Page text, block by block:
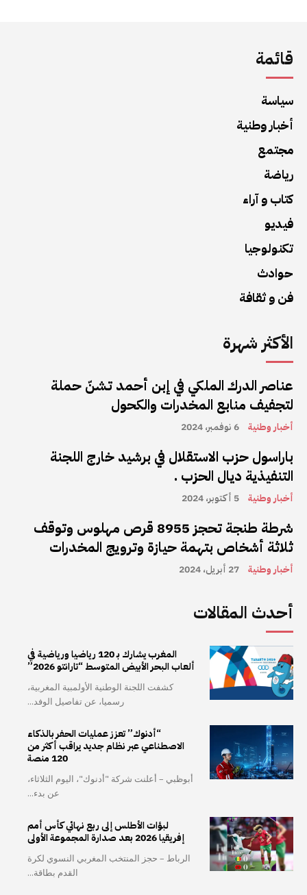
قائمة
سياسة
أخبار وطنية
مجتمع
رياضة
كتاب و آراء
فيديو
تكنولوجيا
حوادث
فن و ثقافة
الأكثر شهرة
عناصر الدرك الملكي في إبن أحمد تشنّ حملة
لتجفيف منابع المخدرات والكحول
أخبار وطنية 6 نوفمبر، 2024
باراسول حزب الاستقلال في برشيد خارج اللجنة
التنفيذية ديال الحزب .
أخبار وطنية 5 أكتوبر، 2024
شرطة طنجة تحجز 8955 قرص مهلوس وتوقف
ثلاثة أشخاص بتهمة حيازة وترويج المخدرات
أخبار وطنية 27 أبريل، 2024
أحدث المقالات
المغرب يشارك بـ 120 رياضيا ورياضية في
ألعاب البحر الأبيض المتوسط “تارانتو 2026”
كشفت اللجنة الوطنية الأولمبية المغربية،
رسميا، عن تفاصيل الوفد...
“أدنوك” تعزز عمليات الحفر بالذكاء
الاصطناعي عبر نظام جديد يراقب أكثر من
120 منصة
أبوظبي – أعلنت شركة "أدنوك"، اليوم الثلاثاء،
عن بدء...
لبؤات الأطلس إلى ربع نهائي كأس أمم
إفريقيا 2026 بعد صدارة المجموعة الأولى
الرباط – حجز المنتخب المغربي النسوي لكرة
القدم بطاقة...